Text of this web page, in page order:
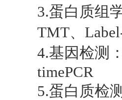
3.蛋白质组
TMT、
4.基因检测
timePCR
5.蛋白质检